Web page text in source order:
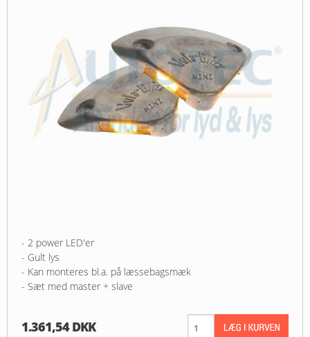
- 2 power LED'er
- Gult lys
- Kan monteres bl.a. på læssebagsmæk
- Sæt med master + slave
1.361,54 DKK